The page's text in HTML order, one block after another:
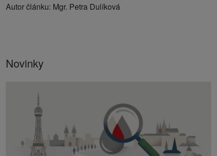
Autor článku: Mgr. Petra Dulíková
Novinky